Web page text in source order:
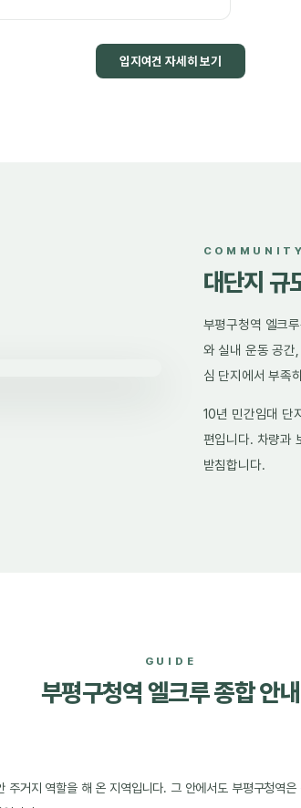
입지여건 자세히 보기
COMMUNITY
대단지 규
부평구청역 엘크
와 실내 운동 공간
심 단지에서 부족
10년 민간임대 단
편입니다. 차량과
받침합니다.
GUIDE
부평구청역 엘크루 종합 안내
주거지 역할을 해 온 지역입니다. 그 안에서도 부평구청역